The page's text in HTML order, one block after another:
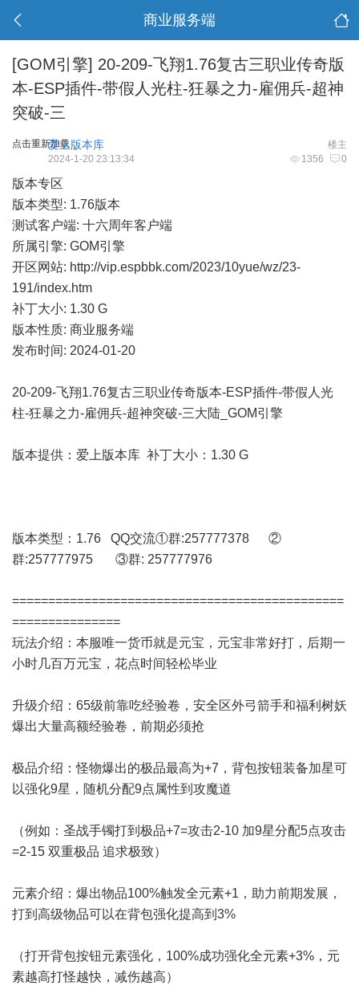
商业服务端
[GOM引擎] 20-209-飞翔1.76复古三职业传奇版
本-ESP插件-带假人光柱-狂暴之力-雇佣兵-超神
突破-三
点击重新加载 楼主
爱上版本库
1356 0
2024-1-20 23:13:34
版本专区
版本类型: 1.76版本
测试客户端: 十六周年客户端
所属引擎: GOM引擎
开区网站: http://vip.espbbk.com/2023/10yue/wz/23-
191/index.htm
补丁大小: 1.30 G
版本性质: 商业服务端
发布时间: 2024-01-20
20-209-飞翔1.76复古三职业传奇版本-ESP插件-带假人光
柱-狂暴之力-雇佣兵-超神突破-三大陆_GOM引擎
版本提供：爱上版本库 补丁大小：1.30 G
版本类型：1.76 QQ交流①群:257777378 ②
群:257777975 ③群: 257777976
==============================================
===============
玩法介绍：本服唯一货币就是元宝，元宝非常好打，后期一
小时几百万元宝，花点时间轻松毕业
升级介绍：65级前靠吃经验卷，安全区外弓箭手和福利树妖
爆出大量高额经验卷，前期必须抢
极品介绍：怪物爆出的极品最高为+7，背包按钮装备加星可
以强化9星，随机分配9点属性到攻魔道
（例如：圣战手镯打到极品+7=攻击2-10 加9星分配5点攻击
=2-15 双重极品 追求极致）
元素介绍：爆出物品100%触发全元素+1，助力前期发展，
打到高级物品可以在背包强化提高到3%
（打开背包按钮元素强化，100%成功强化全元素+3%，元
素越高打怪越快，减伤越高）